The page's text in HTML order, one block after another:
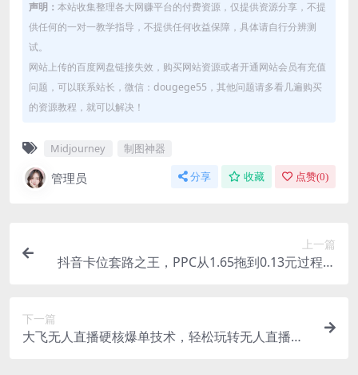
声明： 本站收集整理各大网赚平台的付费资源，仅提供资源分享，不提
供任何的一对一教学指导，不提供任何收益保障，具体请自行分辨测
试。
网站上传的百度网盘链接失效，购买网站资源或者开通网站会员有充值
问题，可以联系站长，微信：dougege55，其他问题请多看几遍购买
的资源教程，就可以解决！
Midjourney 制图神器
管理员 分享 收藏 点赞(0)
上一篇
抖音卡位套路之王，PPC从1.65拖到0.13元过程，
下一篇
大飞无人直播硬核爆单技术，轻松玩转无人直播，